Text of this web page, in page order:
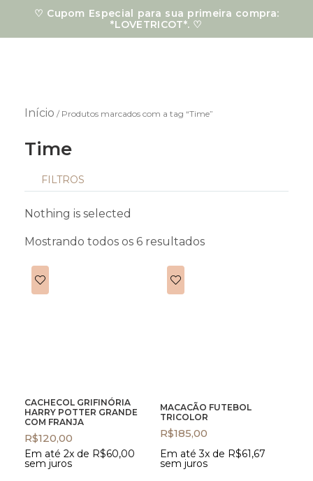
o
♡ Cupom Especial para sua primeira compra:
*LOVETRICOT*. ♡
Início / Produtos marcados com a tag “Time”
Time
FILTROS
Nothing is selected
Mostrando todos os 6 resultados
Classificado
CACHECOL GRIFINÓRIA
HARRY POTTER GRANDE
COM FRANJA
R$120,00
Em até 2x de R$60,00
sem juros
MACACÃO FUTEBOL
TRICOLOR
R$185,00
Em até 3x de R$61,67
sem juros